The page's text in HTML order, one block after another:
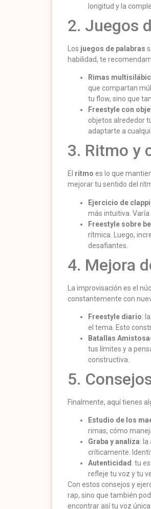
longitud y la
2. Juegos
Los juegos de palabras
habilidad, te
Rimas
que compartan
tu flow, sino que
Freestyle con
objetos alrededor
adaptarte a
3. Ritmo y
El ritmo es lo que
mejorar tu sentido del
Ejercicio de
más intuitiva.
Freestyle sobre
rítmica. Luego,
desafiantes.
4. Mejora
La improvisación es el
constantemente con
Freestyle diario:
el tema. Esto
Batallas
tus límites y a
constructiva.
5.
Finalmente, aquí tienes
Estudio de los
rimas, cómo
Graba y analiza:
críticamente.
Autenticidad : tu
refleje tu voz y tu
Con estos consejos y
rap, sino que también
encontrar así tu voz